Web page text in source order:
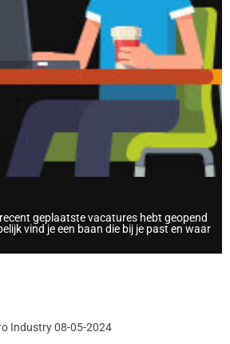
geplaatste vacatures hebt geopend
vind je een baan die bij je past en waar
Industry 08-05-2024